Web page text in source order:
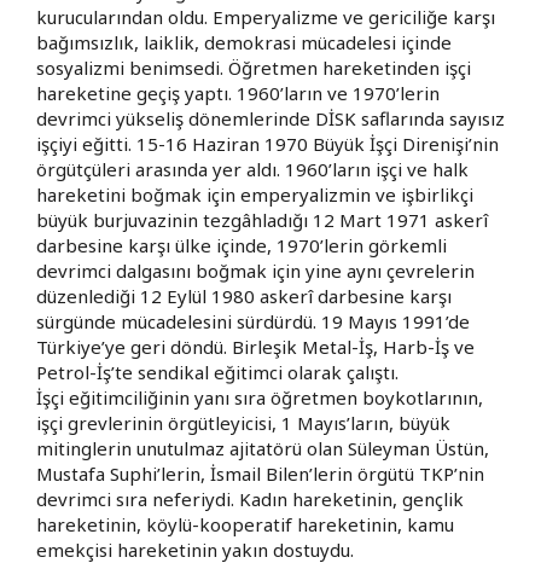
kurucularından oldu. Emperyalizme ve gericiliğe karşı
bağımsızlık, laiklik, demokrasi mücadelesi içinde
sosyalizmi benimsedi. Öğretmen hareketinden işçi
hareketine geçiş yaptı. 1960’ların ve 1970’lerin
devrimci yükseliş dönemlerinde DİSK saflarında sayısız
işçiyi eğitti. 15-16 Haziran 1970 Büyük İşçi Direnişi’nin
örgütçüleri arasında yer aldı. 1960’ların işçi ve halk
hareketini boğmak için emperyalizmin ve işbirlikçi
büyük burjuvazinin tezgâhladığı 12 Mart 1971 askerî
darbesine karşı ülke içinde, 1970’lerin görkemli
devrimci dalgasını boğmak için yine aynı çevrelerin
düzenlediği 12 Eylül 1980 askerî darbesine karşı
sürgünde mücadelesini sürdürdü. 19 Mayıs 1991’de
Türkiye’ye geri döndü. Birleşik Metal-İş, Harb-İş ve
Petrol-İş’te sendikal eğitimci olarak çalıştı.
İşçi eğitimciliğinin yanı sıra öğretmen boykotlarının,
işçi grevlerinin örgütleyicisi, 1 Mayıs’ların, büyük
mitinglerin unutulmaz ajitatörü olan Süleyman Üstün,
Mustafa Suphi’lerin, İsmail Bilen’lerin örgütü TKP’nin
devrimci sıra neferiydi. Kadın hareketinin, gençlik
hareketinin, köylü-kooperatif hareketinin, kamu
emekçisi hareketinin yakın dostuydu.